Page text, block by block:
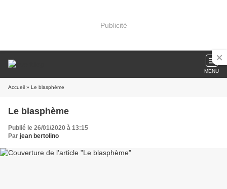
Publicité
MENU
Accueil » Le blasphème
Le blasphème
Publié le 26/01/2020 à 13:15
Par jean bertolino